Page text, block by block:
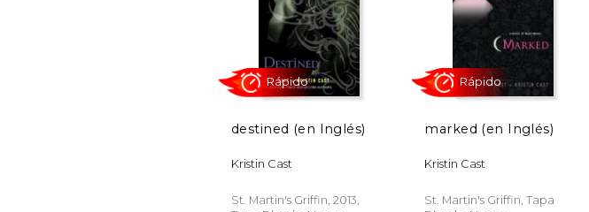
15%
dcto.
15%
dcto.
destined (en Inglés)
Kristin Cast
St. Martin's Griffin, 2013,
marked (en Inglés)
Kristin Cast
St. Martin's Griffin, Tapa